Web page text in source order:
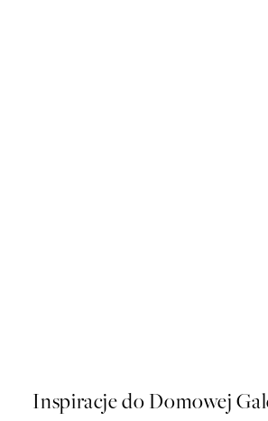
Inspiracje do Domowej